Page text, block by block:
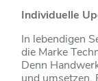
Individuelle
In lebendigen
die Marke
Denn